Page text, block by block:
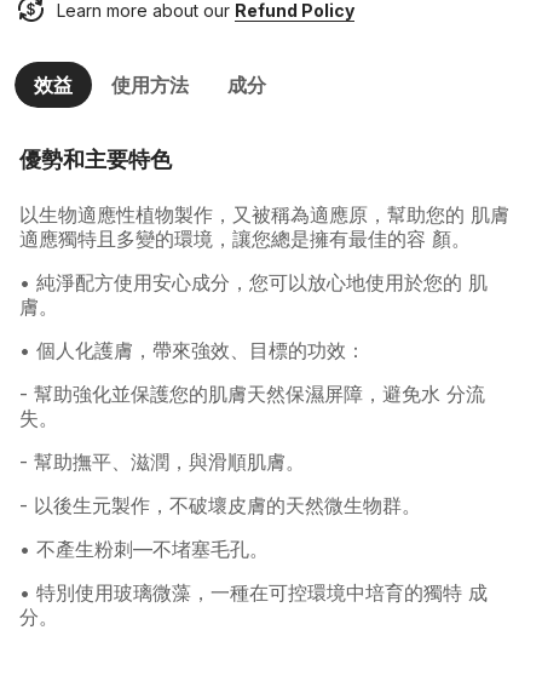
Learn more about our Refund Policy
效益 使用方法 成分
優勢和主要特色
以生物適應性植物製作，又被稱為適應原，幫助您的 肌膚
適應獨特且多變的環境，讓您總是擁有最佳的容 顏。
• 純淨配方使用安心成分，您可以放心地使用於您的 肌
膚。
• 個人化護膚，帶來強效、目標的功效：
- 幫助強化並保護您的肌膚天然保濕屏障，避免水 分流
失。
- 幫助撫平、滋潤，與滑順肌膚。
- 以後生元製作，不破壞皮膚的天然微生物群。
• 不產生粉刺—不堵塞毛孔。
• 特別使用玻璃微藻，一種在可控環境中培育的獨特 成
分。